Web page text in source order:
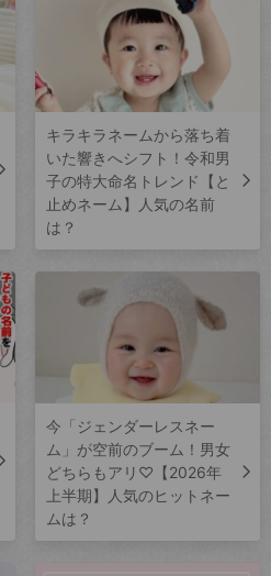
キラキラネームから落ち着
いた響きへシフト！令和男
子の特大命名トレンド【と
止めネーム】人気の名前
は？
今「ジェンダーレスネー
ム」が空前のブーム！男女
どちらもアリ♡【2026年
上半期】人気のヒットネー
ムは？